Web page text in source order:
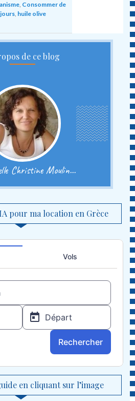
, Consommer de
, huile olive
de ce blog
Christine Moulin...
pour ma location en Grèce
en cliquant sur l’image